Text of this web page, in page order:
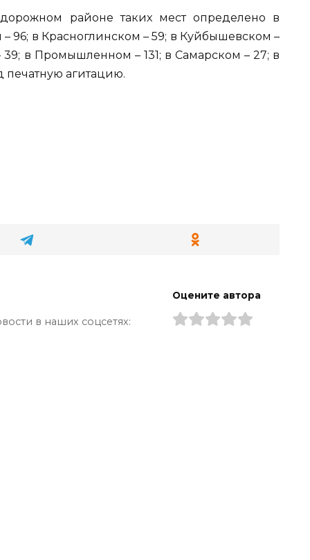
районе таких мест определено в
96; в Красноглинском – 59; в Куйбышевском –
в Промышленном – 131; в Самарском – 27; в
печатную агитацию.
в наших соцсетях:
Оцените автора